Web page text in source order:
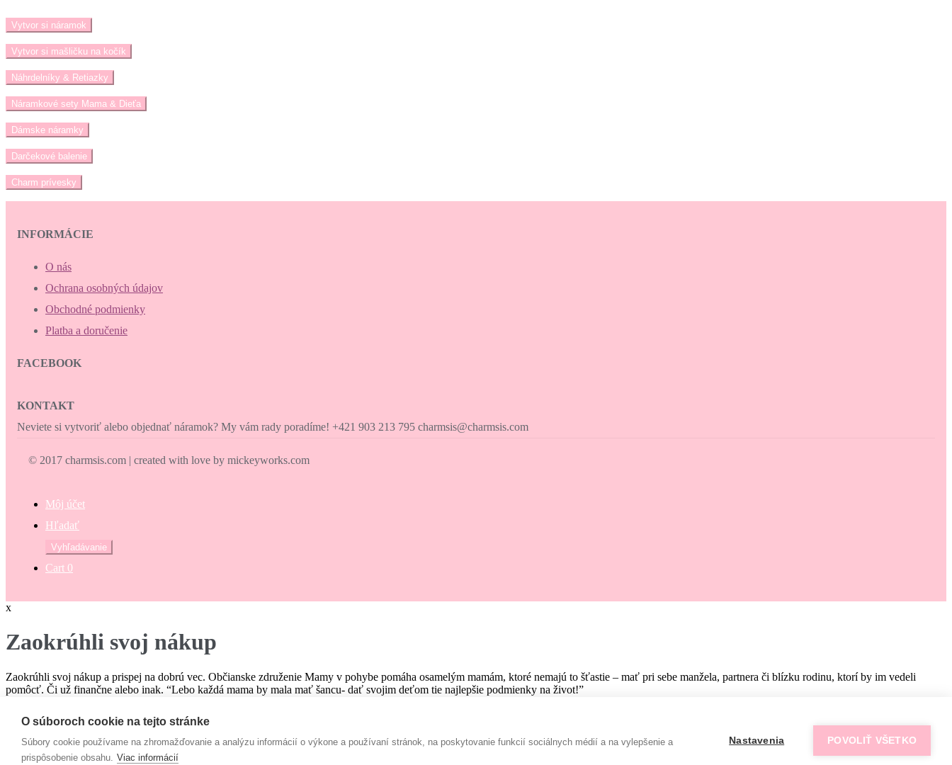
Vytvor si náramok
Vytvor si mašličku na kočík
Náhrdelníky & Retiazky
Náramkové sety Mama & Dieťa
Dámske náramky
Darčekové balenie
Charm prívesky
INFORMÁCIE
O nás
Ochrana osobných údajov
Obchodné podmienky
Platba a doručenie
FACEBOOK
KONTAKT
Neviete si vytvoriť alebo objednať náramok? My vám rady poradíme! +421 903 213 795 charmsis@charmsis.com
© 2017 charmsis.com | created with love by mickeyworks.com
Môj účet
Hľadať
Hľadať:
Vyhľadávanie
Cart 0
x
Zaokrúhli svoj nákup
Zaokrúhli svoj nákup a prispej na dobrú vec. Občianske združenie Mamy v pohybe pomáha osamelým mamám, ktoré nemajú to šťastie – mať pri sebe manžela, partnera či blízku rodinu, ktorí by im vedeli
pomôcť. Či už finančne alebo inak. “Lebo každá mama by mala mať šancu- dať svojim deťom tie najlepšie podmienky na život!”
Campaign
Rada prispejem :-)
O súboroch cookie na tejto stránke
Súbory cookie používame na zhromažďovanie a analýzu informácií o výkone a používaní stránok, na poskytovanie funkcií sociálnych médií a na vylepšenie a
prispôsobenie obsahu. Viac informácií
Nastavenia POVOLIŤ VŠETKO